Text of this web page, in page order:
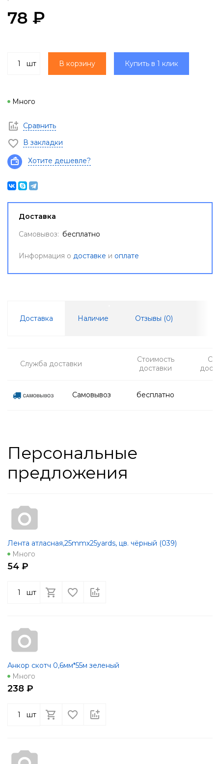
78 ₽
шт В корзину Купить в 1 клик
Много
Сравнить
В закладки
Хотите дешевле?
Доставка
Самовывоз: бесплатно
Информация о доставке и оплате
Доставка Наличие Отзывы (0)
Служба доставки
Стоимость
доставки
Самовывоз бесплатно
Персональные
предложения
Лента атласная,25mmx25yards, цв. чёрный (039)
Много
54 ₽
шт
Анкор скотч 0,6мм*55м зеленый
Много
238 ₽
шт